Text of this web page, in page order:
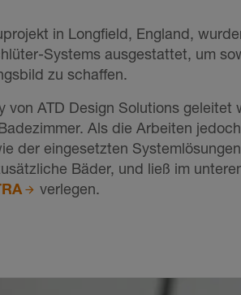
in Longfield, England,
Systems ausgestattet, um
zu schaffen.
von ATD Design Solutions
Als die Arbeiten
der eingesetzten
Bäder, und ließ im
verlegen.